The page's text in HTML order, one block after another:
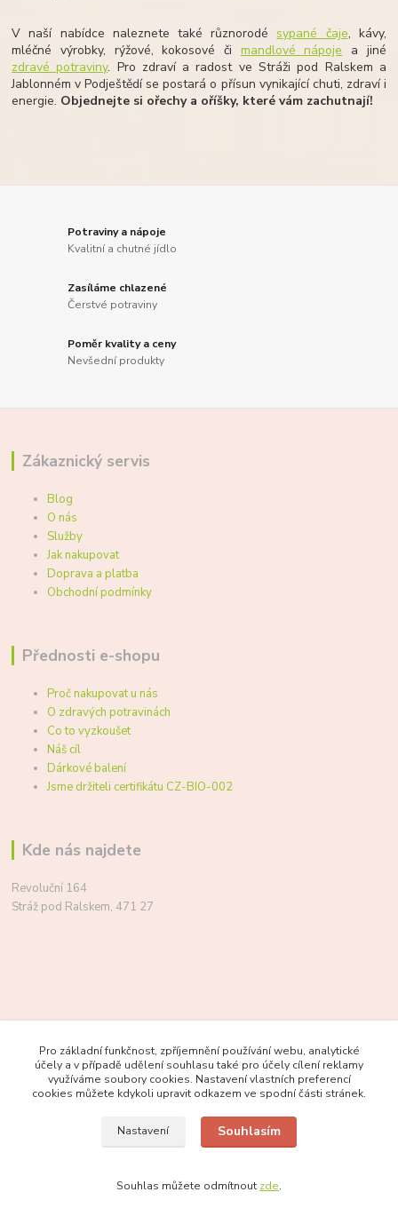
V naší nabídce naleznete také různorodé sypané čaje, kávy,
mléčné výrobky, rýžové, kokosové či mandlové nápoje a jiné
zdravé potraviny. Pro zdraví a radost ve Stráži pod Ralskem a
Jablonném v Podještědí se postará o přísun vynikající chuti, zdraví i
energie. Objednejte si ořechy a oříšky, které vám zachutnají!
Potraviny a nápoje
Kvalitní a chutné jídlo
Zasíláme chlazené
Čerstvé potraviny
Poměr kvality a ceny
Nevšední produkty
Zákaznický servis
Blog
O nás
Služby
Jak nakupovat
Doprava a platba
Obchodní podmínky
Přednosti e-shopu
Proč nakupovat u nás
O zdravých potravinách
Co to vyzkoušet
Náš cíl
Dárkové balení
Jsme držiteli certifikátu CZ-BIO-002
Kde nás najdete
Revoluční 164
Stráž pod Ralskem, 471 27
Pro základní funkčnost, zpříjemnění používání webu, analytické
účely a v případě udělení souhlasu také pro účely cílení reklamy
využíváme soubory cookies. Nastavení vlastních preferencí
cookies můžete kdykoli upravit odkazem ve spodní části stránek.
Nastavení Souhlasím
Souhlas můžete odmítnout zde.